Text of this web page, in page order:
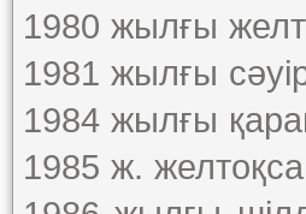
1980 жылғы
1981 жылғы
1984 жылғы
1985 ж.